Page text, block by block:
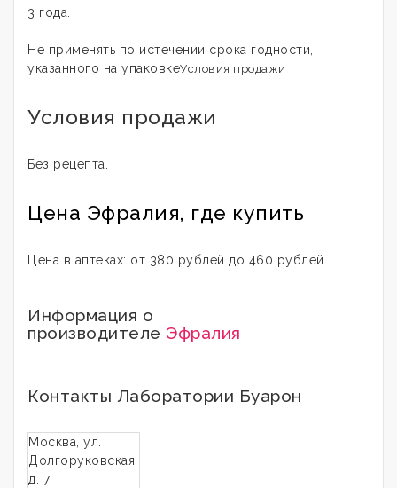
3 года.
Не применять по истечении срока годности,
указанного на упаковкеУсловия продажи
Условия продажи
Без рецепта.
Цена Эфралия, где купить
Цена в аптеках: от 380 рублей до 460 рублей.
Информация о
производителе Эфралия
Контакты Лаборатории Буарон
Москва, ул.
Долгоруковская,
д. 7